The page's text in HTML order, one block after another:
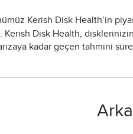
Kerish Disk Health’in
Disk Health,
kadar geçen tahmini